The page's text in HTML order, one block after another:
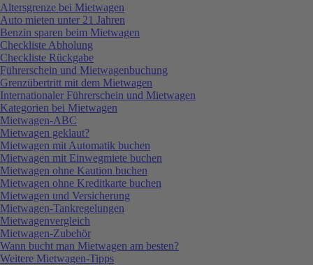
Altersgrenze bei Mietwagen
Auto mieten unter 21 Jahren
Benzin sparen beim Mietwagen
Checkliste Abholung
Checkliste Rückgabe
Führerschein und Mietwagenbuchung
Grenzübertritt mit dem Mietwagen
Internationaler Führerschein und Mietwagen
Kategorien bei Mietwagen
Mietwagen-ABC
Mietwagen geklaut?
Mietwagen mit Automatik buchen
Mietwagen mit Einwegmiete buchen
Mietwagen ohne Kaution buchen
Mietwagen ohne Kreditkarte buchen
Mietwagen und Versicherung
Mietwagen-Tankregelungen
Mietwagenvergleich
Mietwagen-Zubehör
Wann bucht man Mietwagen am besten?
Weitere Mietwagen-Tipps